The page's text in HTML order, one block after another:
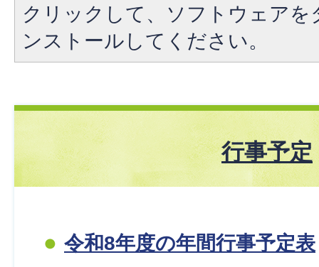
クリックして、ソフトウェア
ンストールしてください。
行事予定
令和8年度の年間行事予定表